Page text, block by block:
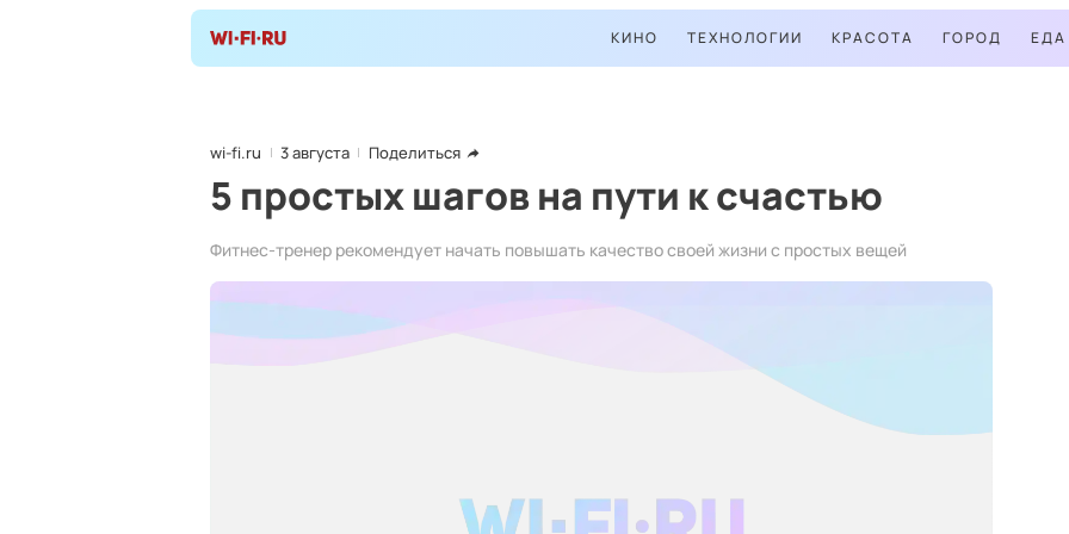
КИНО ТЕХНОЛОГИИ КРАСОТА ГОРОД ЕДА
wi-fi.ru 3 августа Поделиться
5 простых шагов на пути к счастью
Фитнес-тренер рекомендует начать повышать качество своей жизни с простых вещей